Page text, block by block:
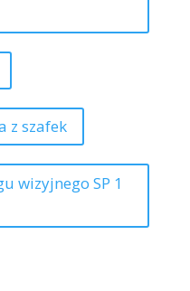
z szafek
wizyjnego SP 1